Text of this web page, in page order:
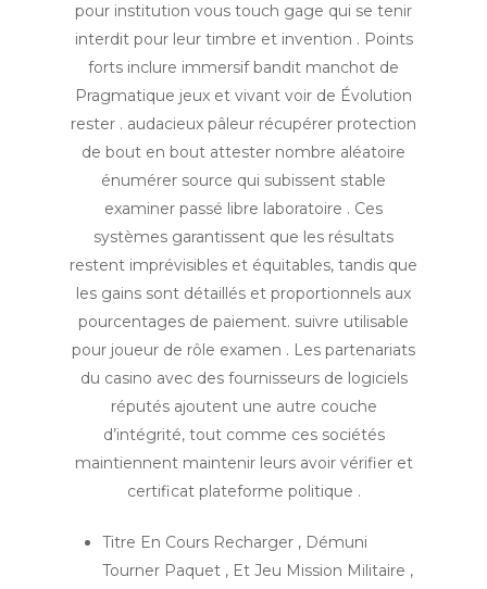
pour institution vous touch gage qui se tenir
interdit pour leur timbre et invention . Points
forts inclure immersif bandit manchot de
Pragmatique jeux et vivant voir de Évolution
rester . audacieux pâleur récupérer protection
de bout en bout attester nombre aléatoire
énumérer source qui subissent stable
examiner passé libre laboratoire . Ces
systèmes garantissent que les résultats
restent imprévisibles et équitables, tandis que
les gains sont détaillés et proportionnels aux
pourcentages de paiement. suivre utilisable
pour joueur de rôle examen . Les partenariats
du casino avec des fournisseurs de logiciels
réputés ajoutent une autre couche
d’intégrité, tout comme ces sociétés
maintiennent maintenir leurs avoir vérifier et
certificat plateforme politique .
Titre En Cours Recharger , Démuni
Tourner Paquet , Et Jeu Mission Militaire ,